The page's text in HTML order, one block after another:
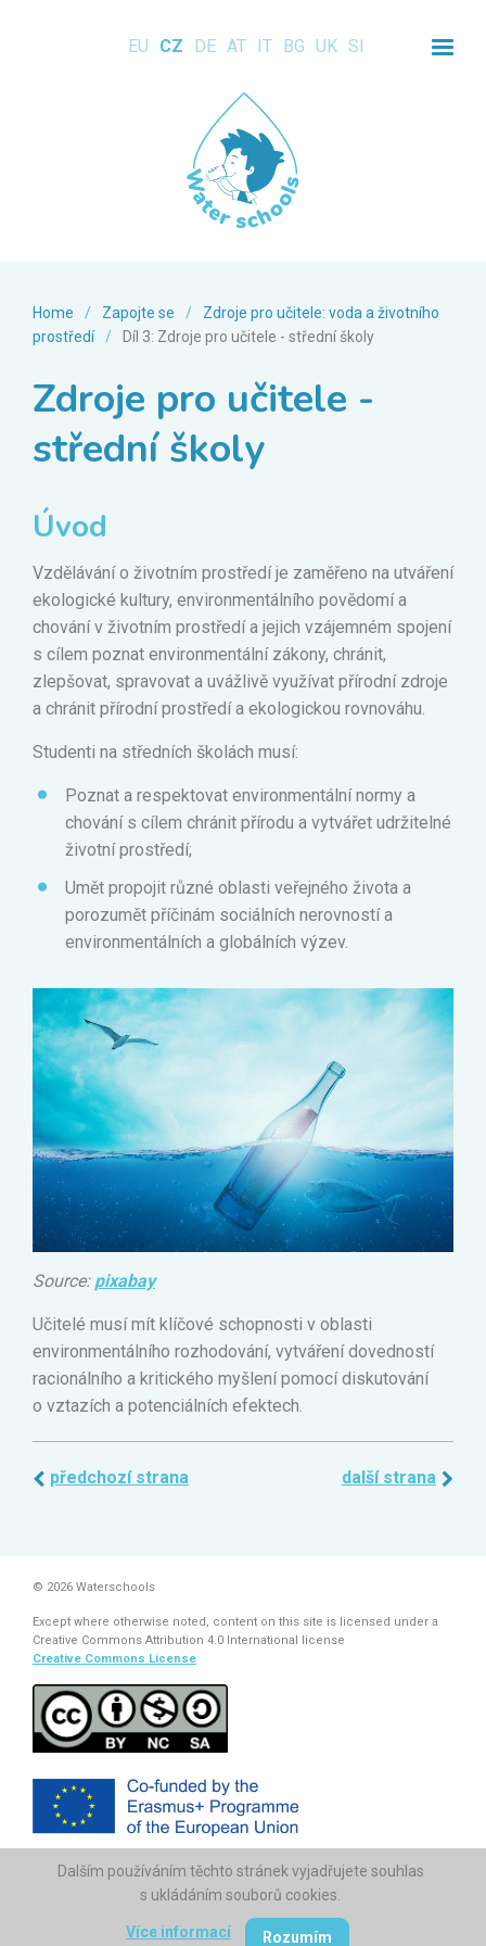
EU CZ DE AT IT BG UK SI
Home / Zapojte se /
Zdroje pro učitele: voda a životního
prostředí
/ Díl 3: Zdroje pro učitele - střední školy
Zdroje pro učitele -
střední školy
Úvod
Vzdělávání o životním prostředí je zaměřeno na utváření
ekologické kultury, environmentálního povědomí a
chování v životním prostředí a jejich vzájemném spojení
s cílem poznat environmentální zákony, chránit,
zlepšovat, spravovat a uvážlivě využívat přírodní zdroje
a chránit přírodní prostředí a ekologickou rovnováhu.
Studenti na středních školách musí:
Poznat a respektovat environmentální normy a
chování s cílem chránit přírodu a vytvářet udržitelné
životní prostředí;
Umět propojit různé oblasti veřejného života a
porozumět příčinám sociálních nerovností a
environmentálních a globálních výzev.
Source: pixabay
Učitelé musí mít klíčové schopnosti v oblasti
environmentálního rozhodování, vytváření dovedností
racionálního a kritického myšlení pomocí diskutování
o vztazích a potenciálních efektech.
předchozí strana další strana
© 2026 Waterschools
Except where otherwise noted, content on this site is licensed under a
Creative Commons Attribution 4.0 International license
Creative Commons License
The European Commission support for the production of this
publication does not constitute endorsement of the contents which
held responsi­ble for any use which may be made of the information
Dalším používáním těchto stránek vyjadřujete souhlas
s ukládáním souborů cookies.
Více informací Rozumím